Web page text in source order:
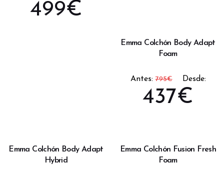
499€
Emma Colchón Body Adapt
Foam
Antes:795€ Desde:
437€
Emma Colchón Body Adapt
Hybrid
Emma Colchón Fusion Fresh
Foam